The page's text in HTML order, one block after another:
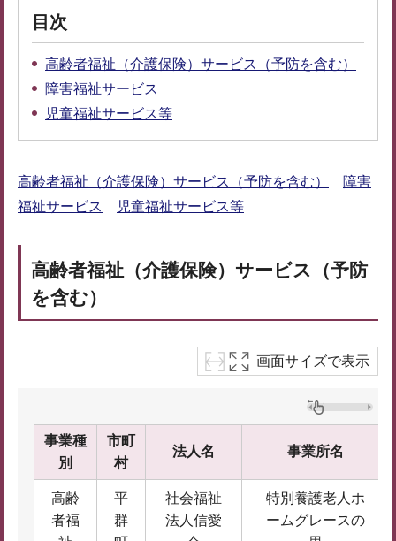
目次
高齢者福祉（介護保険）サービス（予防を含む）
障害福祉サービス
児童福祉サービス等
高齢者福祉（介護保険）サービス（予防を含む）
障害
福祉サービス
児童福祉サービス等
高齢者福祉（介護保険）サービス（予防
を含む）
画面サイズで表示
事業種
別
市町
村
法人名 事業所名
高齢
者福
平
群
社会福祉
法人信愛
特別養護老人ホ
ームグレースの